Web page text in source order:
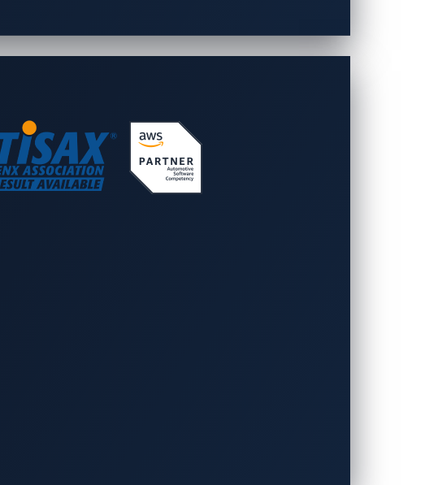
基礎設施，以及新興的 Physical AI 應用安
術與經驗，為汽車產業提供先進的安全防護能